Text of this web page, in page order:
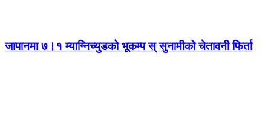
जापानमा ७।१ म्याग्निच्युडको भूकम्प स् सुनामीको चेतावनी फिर्ता